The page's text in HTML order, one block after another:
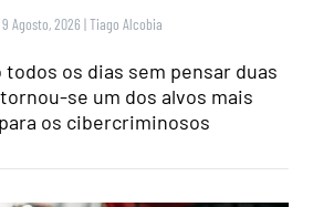
Agosto, 2026 |Tiago Alcobia
os dias sem pensar duas
se um dos alvos mais
os cibercriminosos